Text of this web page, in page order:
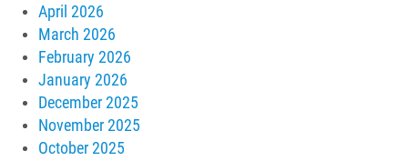
April 2026
March 2026
February 2026
January 2026
December 2025
November 2025
October 2025